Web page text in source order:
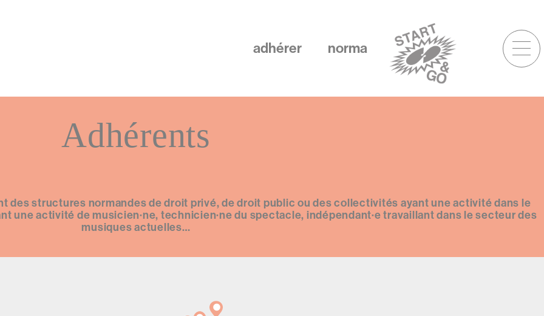
raccourcis
adhérer norma
Adhérents
des structures normandes de droit privé, de droit public ou des collectivités ayant une activité dans le
une activité de musicien·ne, technicien·ne du spectacle, indépendant·e travaillant dans le secteur des
musiques actuelles…